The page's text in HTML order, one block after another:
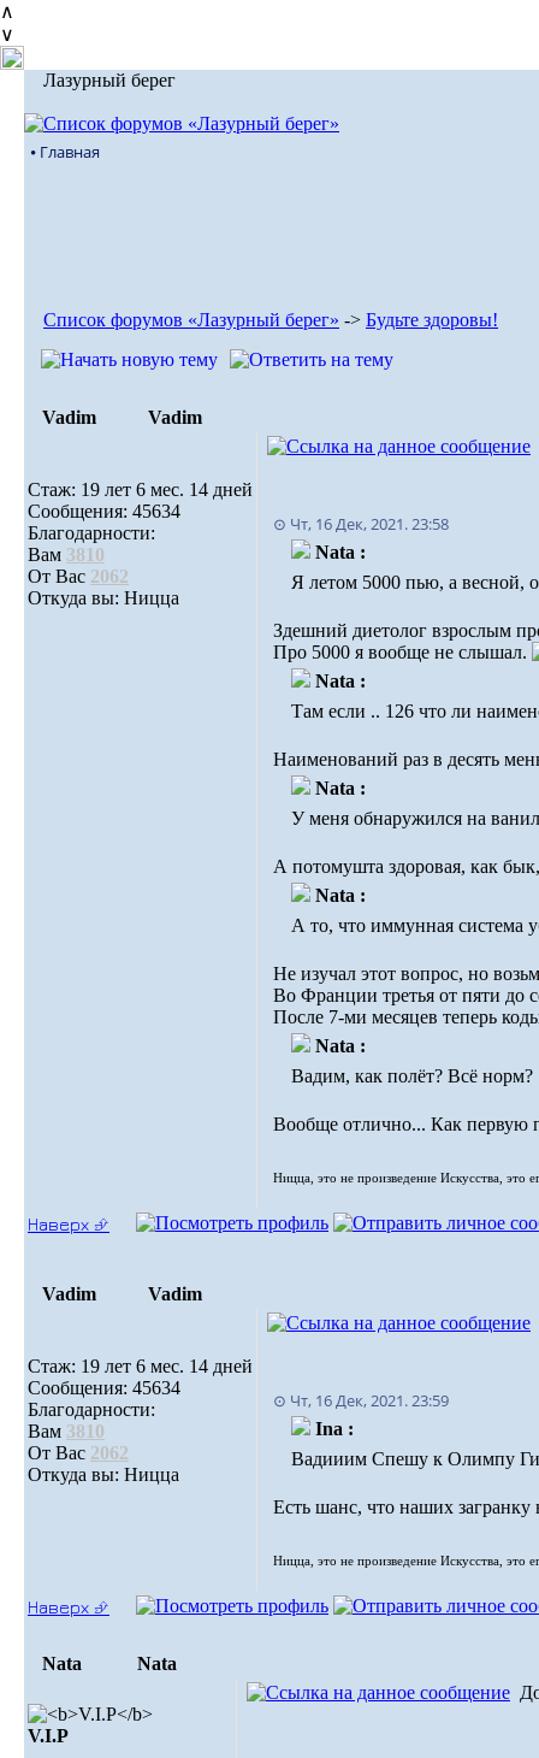
∧
∨
Лазурный берег
⦁ Главная
Список форумов «Лазурный берег» -> Будьте здоровы!
Vadim Vadim
Стаж: 19 лет 6 мес. 14 дней
Сообщения: 45634
Благодарности:
Вам 3810
От Вас 2062
Откуда вы: Ницца
⊙ Чт, 16 Дек, 2021. 23:58
Nata :
Я летом 5000 пью, а весной,
Здешний диетолог взрослым
Про 5000 я вообще не слышал.
Nata :
Там если .. 126 что ли
Наименований раз в десять
Nata :
У меня обнаружился на
А потомушта здоровая, как
Nata :
А то, что иммунная система
Не изучал этот вопрос, но
Во Франции третья от пяти до
После 7-ми месяцев теперь
Nata :
Вадим, как полёт? Всё норм?
Вообще отлично... Как первую
Ницца, это не произведение Искусства, это
Наверх ⮵
Vadim Vadim
Стаж: 19 лет 6 мес. 14 дней
Сообщения: 45634
Благодарности:
Вам 3810
От Вас 2062
Откуда вы: Ницца
⊙ Чт, 16 Дек, 2021. 23:59
Ina :
Вадииим Спешу к Олимпу
Есть шанс, что наших загранку
Ницца, это не произведение Искусства, это
Наверх ⮵
Nata Nata
V.I.Р